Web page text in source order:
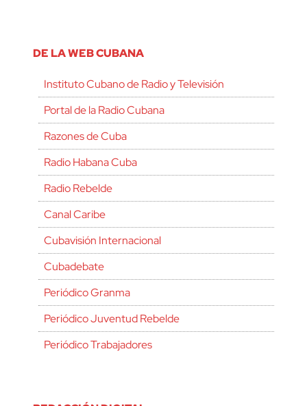
DE LA WEB CUBANA
Instituto Cubano de Radio y Televisión
Portal de la Radio Cubana
Razones de Cuba
Radio Habana Cuba
Radio Rebelde
Canal Caribe
Cubavisión Internacional
Cubadebate
Periódico Granma
Periódico Juventud Rebelde
Periódico Trabajadores